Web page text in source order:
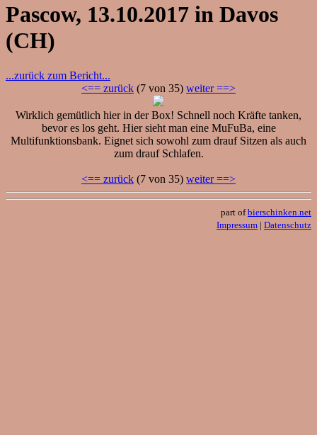
Pascow, 13.10.2017 in Davos
(CH)
...zurück zum Bericht...
<== zurück (7 von 35) weiter ==>
Wirklich gemütlich hier in der Box! Schnell noch Kräfte tanken,
bevor es los geht. Hier sieht man eine MuFuBa, eine
Multifunktionsbank. Eignet sich sowohl zum drauf Sitzen als auch
zum drauf Schlafen.
<== zurück (7 von 35) weiter ==>
part ofbierschinken.net
Impressum | Datenschutz